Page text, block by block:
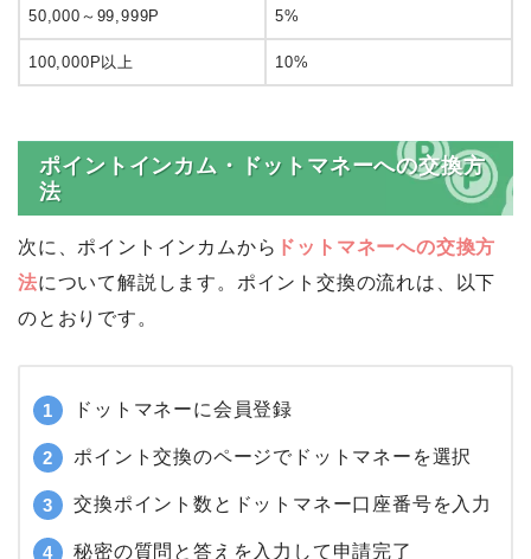
広告利用
0～29,999P 1%
50,000～99,999P 5%
ポイントインカム・ドットマネーへの交換方
次に、ポイントインカムから
について解説します。ポイント交換の流れは、以下
のとおりです。